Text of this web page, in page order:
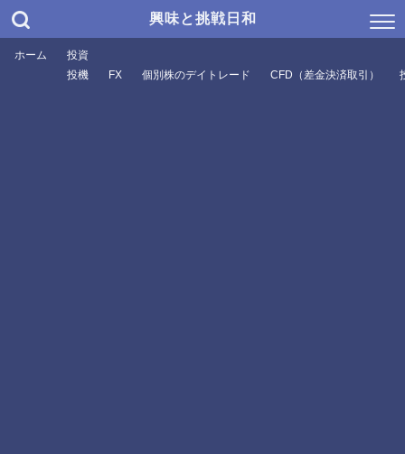
興味と挑戦日和
ホーム
投資
投機
FX 個別株のデイトレード CFD（差金決済取引）